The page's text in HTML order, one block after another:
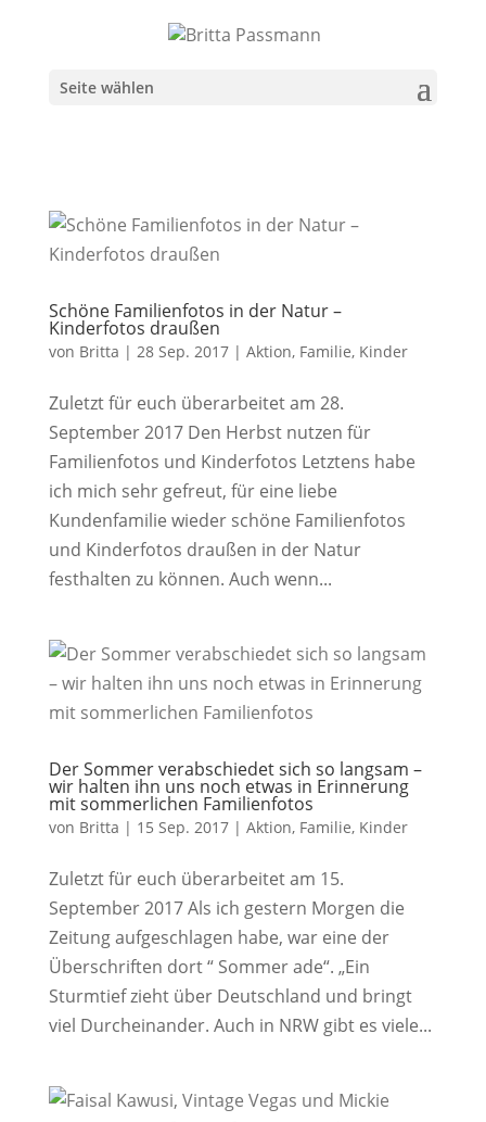
Seite wählen
Schöne Familienfotos in der Natur –
Kinderfotos draußen
von Britta | 28 Sep. 2017| Aktion, Familie, Kinder
Zuletzt für euch überarbeitet am 28.
September 2017 Den Herbst nutzen für
Familienfotos und Kinderfotos Letztens habe
ich mich sehr gefreut, für eine liebe
Kundenfamilie wieder schöne Familienfotos
und Kinderfotos draußen in der Natur
festhalten zu können. Auch wenn...
Der Sommer verabschiedet sich so langsam –
wir halten ihn uns noch etwas in Erinnerung
mit sommerlichen Familienfotos
von Britta | 15 Sep. 2017| Aktion, Familie, Kinder
Zuletzt für euch überarbeitet am 15.
September 2017 Als ich gestern Morgen die
Zeitung aufgeschlagen habe, war eine der
Überschriften dort “ Sommer ade“. „Ein
Sturmtief zieht über Deutschland und bringt
viel Durcheinander. Auch in NRW gibt es viele...